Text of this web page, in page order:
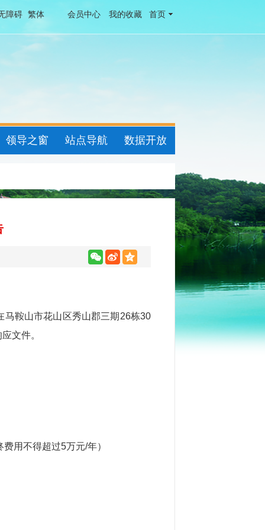
障碍 繁体 会员中心 我的收藏 首页
领导之窗 站点导航 数据开放
马鞍山市花山区秀山郡三期26栋30
文件。
用不得超过5万元/年）